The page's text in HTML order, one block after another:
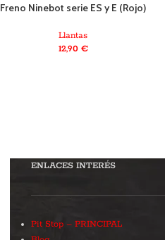
Freno Ninebot serie ES y E (Rojo)
Llantas
12,90 €
ENLACES INTERÉS
Pit Stop – PRINCIPAL